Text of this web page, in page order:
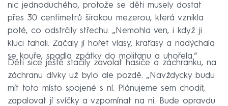
nic jednoduchého, protože se děti musely dostat
přes 30 centimetrů širokou mezerou, která vznikla
poté, co odstrčily střechu. „Nemohla ven, i když ji
kluci tahali. Začaly jí hořet vlasy, kraťasy a nadýchala
se kouře, spadla zpátky do molitanu a uhořela.“
Děti sice ještě stačily zavolat hasiče a záchranku, na
záchranu dívky už bylo ale pozdě. „Navždycky budu
mít toto místo spojené s ní. Plánujeme sem chodit,
zapalovat jí svíčky a vzpomínat na ni. Bude opravdu